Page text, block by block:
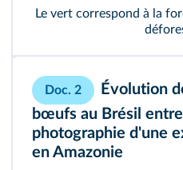
Le vert correspond à la
Doc. 2
Évolution
bœufs au Brésil
photographie d'une
en Amazonie